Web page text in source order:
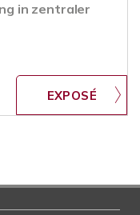
in zentraler